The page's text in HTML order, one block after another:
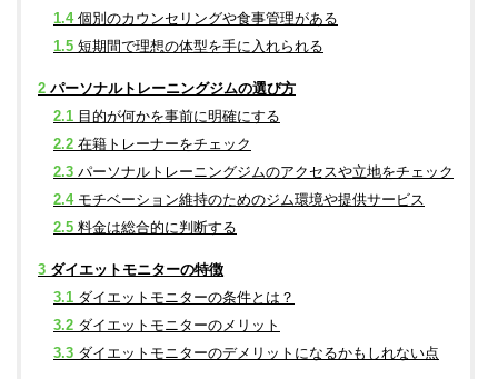
1.4個別のカウンセリングや食事管理がある
1.5 短期間で理想の体型を手に入れられる
2 パーソナルトレーニングジムの選び方
2.1 目的が何かを事前に明確にする
2.2 在籍トレーナーをチェック
2.3 パーソナルトレーニングジムのアクセスや立地をチェック
2.4モチベーション維持のためのジム環境や提供サービス
2.5 料金は総合的に判断する
3 ダイエットモニターの特徴
3.1 ダイエットモニターの条件とは？
3.2 ダイエットモニターのメリット
3.3 ダイエットモニターのデメリットになるかもしれない点